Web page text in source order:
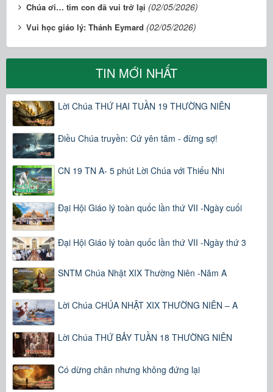
Chúa ơi… tim con đã vui trở lại (02/05/2026)
Vui học giáo lý: Thánh Eymard (02/05/2026)
TIN MỚI NHẤT
Lời Chúa THỨ HAI TUẦN 19 THƯỜNG NIÊN
Điều Chúa truyền: Cứ yên tâm - đừng sợ!
CN 19 TN A- 5 phút Lời Chúa với Thiếu Nhi
Đại Hội Giáo lý toàn quốc lần thứ VII -Ngày cuối
Đại Hội Giáo lý toàn quốc lần thứ VII -Ngày thứ 3
SNTM Chúa Nhật XIX Thường Niên -Năm A
Lời Chúa CHÚA NHẬT XIX THƯỜNG NIÊN – A
Lời Chúa THỨ BẢY TUẦN 18 THƯỜNG NIÊN
Có dừng chân nhưng không đứng lại